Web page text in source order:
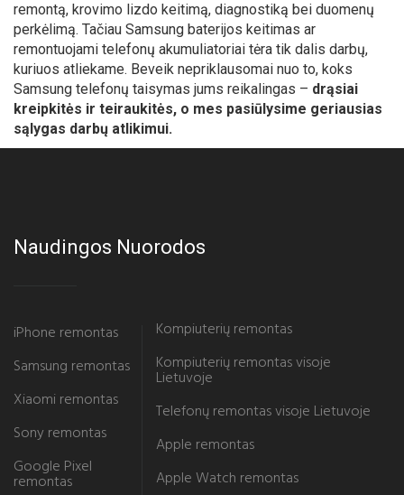
remontą, krovimo lizdo keitimą, diagnostiką bei duomenų
perkėlimą. Tačiau Samsung baterijos keitimas ar
remontuojami telefonų akumuliatoriai tėra tik dalis darbų,
kuriuos atliekame. Beveik nepriklausomai nuo to, koks
Samsung telefonų taisymas jums reikalingas – drąsiai
kreipkitės ir teiraukitės, o mes pasiūlysime geriausias
sąlygas darbų atlikimui.
Naudingos Nuorodos
iPhone remontas
Samsung remontas
Xiaomi remontas
Sony remontas
Google Pixel
remontas
Kompiuterių remontas
Kompiuterių remontas visoje
Lietuvoje
Telefonų remontas visoje Lietuvoje
Apple remontas
Apple Watch remontas